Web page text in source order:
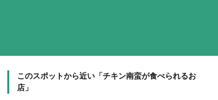
このスポットから近い「チキン南蛮が食べられるお
店」